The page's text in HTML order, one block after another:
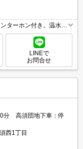
ターホン付き。温水洗
LINEで
お問合せ
分 高須団地下車：停
西1丁目